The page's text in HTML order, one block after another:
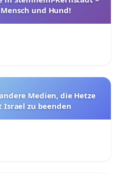
und Hund!
Medien, die Hetze
Israel zu beenden